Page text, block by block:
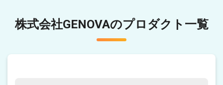
株式会社GENOVAのプロダクト一覧